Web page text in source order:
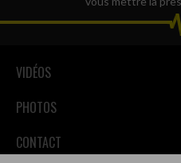
VIDÉOS
PHOTOS
CONTACT